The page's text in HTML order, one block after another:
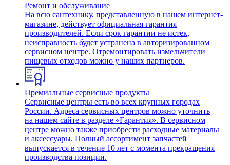
Ремонт и обслуживание
На всю сантехнику, представленную в нашем интернет-
магазине, действует официальная гарантия
производителей. Если срок гарантии не истек,
неисправность будет устранена в авторизированном
сервисном центре. Отремонтировать измельчители
пищевых отходов можно у наших партнеров.
Премиальные сервисные продукты
Сервисные центры есть во всех крупных городах
России. Адреса сервисных центров можно уточнить
на нашем сайте в разделе «Гарантия». В сервисном
центре можно также приобрести расходные материалы
и аксессуары. Полный ассортимент запчастей
выпускается в течение 10 лет с момента прекращения
производства позиции.